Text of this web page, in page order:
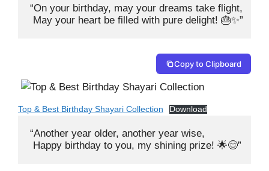
“On your birthday, may your dreams take flight,
May your heart be filled with pure delight! 🎂✨”
Copy to Clipboard
Top & Best Birthday Shayari Collection Download
“Another year older, another year wise,
Happy birthday to you, my shining prize! 🌟😊”